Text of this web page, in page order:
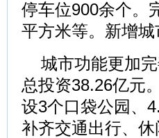
停车位900余个。
平方米等。新增
城市功能更加
总投资38.26亿元
设3个口袋公园、
补齐交通出行、